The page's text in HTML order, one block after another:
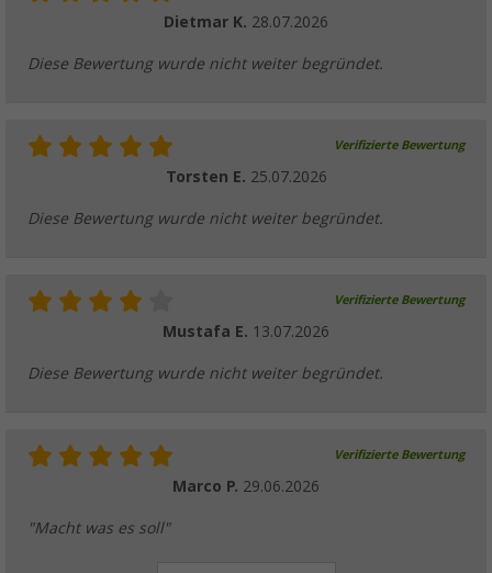
Dietmar K. 28.07.2026
Diese Bewertung wurde nicht weiter begründet.
Verifizierte Bewertung
Torsten E. 25.07.2026
Diese Bewertung wurde nicht weiter begründet.
Verifizierte Bewertung
Mustafa E. 13.07.2026
Diese Bewertung wurde nicht weiter begründet.
Verifizierte Bewertung
Marco P. 29.06.2026
"Macht was es soll"